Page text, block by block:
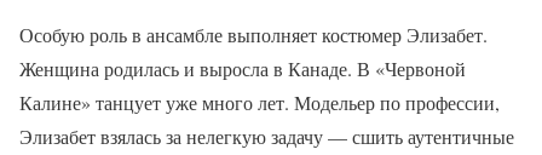
Особую роль в ансамбле выполняет костюмер Элизабет.
Женщина родилась и выросла в Канаде. В «Червоной
Калине» танцует уже много лет. Модельер по профессии,
Элизабет взялась за нелегкую задачу — сшить аутентичные